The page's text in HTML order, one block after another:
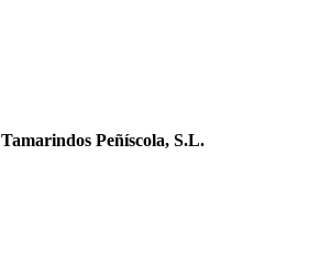
Tamarindos Peñíscola, S.L.